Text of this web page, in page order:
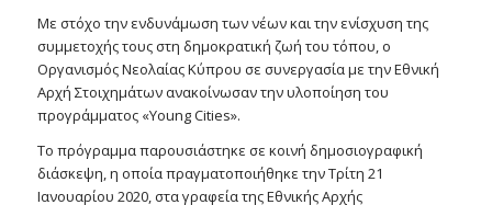
Με στόχο την ενδυνάμωση των νέων και την ενίσχυση της
συμμετοχής τους στη δημοκρατική ζωή του τόπου, o
Οργανισμός Νεολαίας Κύπρου σε συνεργασία με την Εθνική
Αρχή Στοιχημάτων ανακοίνωσαν την υλοποίηση του
προγράμματος «Young Cities».
Το πρόγραμμα παρουσιάστηκε σε κοινή δημοσιογραφική
διάσκεψη, η οποία πραγματοποιήθηκε την Τρίτη 21
Ιανουαρίου 2020, στα γραφεία της Εθνικής Αρχής